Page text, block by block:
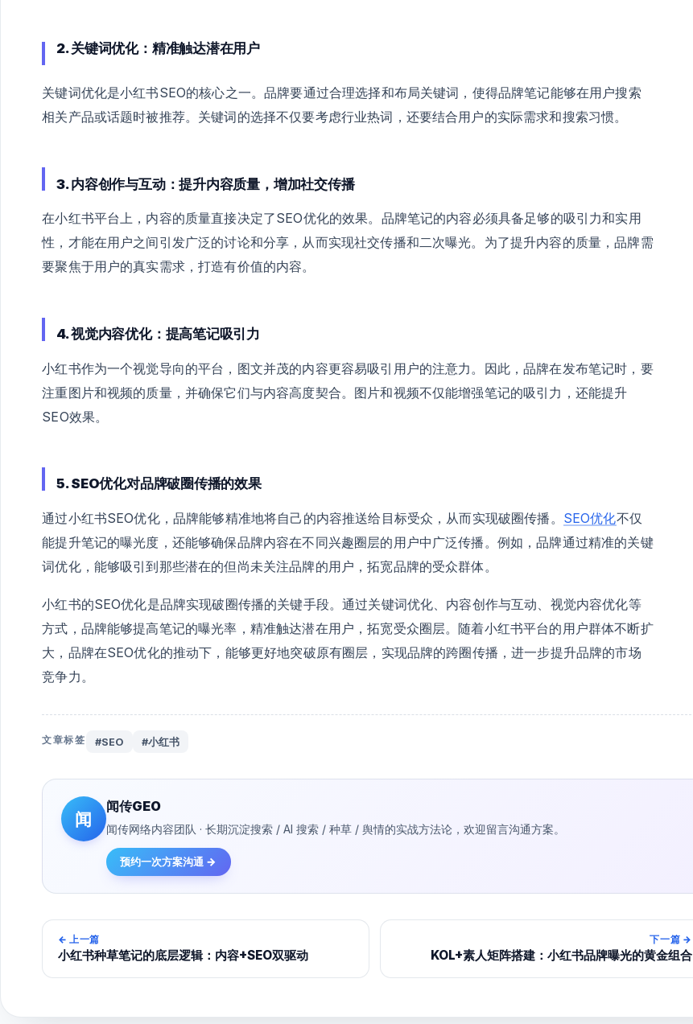
2. 关键词优化：精准触达潜在用户
关键词优化是小红书SEO的核心之一。品牌要通过合理选择和布局关键词，使得品牌笔记能够在用户搜索
相关产品或话题时被推荐。关键词的选择不仅要考虑行业热词，还要结合用户的实际需求和搜索习惯。
3. 内容创作与互动：提升内容质量，增加社交传播
在小红书平台上，内容的质量直接决定了SEO优化的效果。品牌笔记的内容必须具备足够的吸引力和实用
性，才能在用户之间引发广泛的讨论和分享，从而实现社交传播和二次曝光。为了提升内容的质量，品牌需
要聚焦于用户的真实需求，打造有价值的内容。
4. 视觉内容优化：提高笔记吸引力
小红书作为一个视觉导向的平台，图文并茂的内容更容易吸引用户的注意力。因此，品牌在发布笔记时，要
注重图片和视频的质量，并确保它们与内容高度契合。图片和视频不仅能增强笔记的吸引力，还能提升
SEO效果。
5. SEO优化对品牌破圈传播的效果
通过小红书SEO优化，品牌能够精准地将自己的内容推送给目标受众，从而实现破圈传播。 SEO优化不仅
能提升笔记的曝光度，还能够确保品牌内容在不同兴趣圈层的用户中广泛传播。例如，品牌通过精准的关键
词优化，能够吸引到那些潜在的但尚未关注品牌的用户，拓宽品牌的受众群体。
小红书的SEO优化是品牌实现破圈传播的关键手段。通过关键词优化、内容创作与互动、视觉内容优化等
方式，品牌能够提高笔记的曝光率，精准触达潜在用户，拓宽受众圈层。随着小红书平台的用户群体不断扩
大，品牌在SEO优化的推动下，能够更好地突破原有圈层，实现品牌的跨圈传播，进一步提升品牌的市场
竞争力。
文章标签 #SEO #小红书
闻
闻传GEO
闻传网络内容团队 · 长期沉淀搜索 / AI 搜索 / 种草 / 舆情的实战方法论，欢迎留言沟通方案。
预约一次方案沟通 →
← 上一篇
小红书种草笔记的底层逻辑：内容+SEO双驱动
下一篇 →
KOL+素人矩阵搭建：小红书品牌曝光的黄金组合